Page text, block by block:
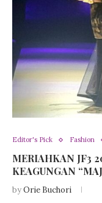
Editor's Pick Fashion
MERIAHKAN JF3
KEAGUNGAN
byOrie Buchori